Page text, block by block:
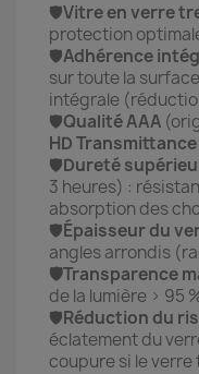
🛡️Vitre en verre
protection
🛡️Adhérence
sur toute la
intégrale
🛡️Qualité AAA
HD Transmittance
🛡️Dureté
3 heures) : r
absorption des
🛡️Épaisseur du
angles arrondis
🛡️Transparence
de la lumière > 95
🛡️Réduction du
éclatement du
coupure si le